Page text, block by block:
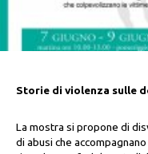
Storie di violenza sulle
La mostra si propone di
di abusi che